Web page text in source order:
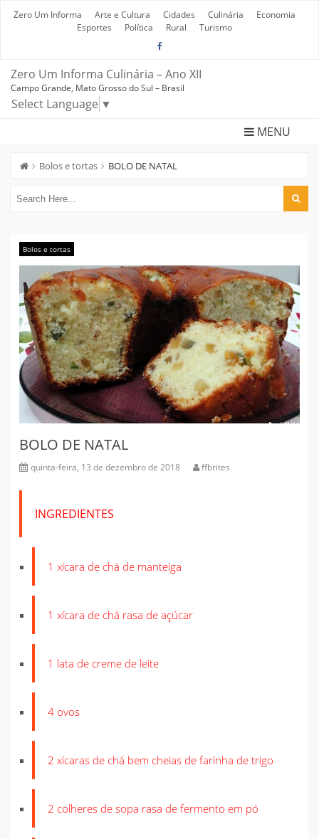
Zero Um Informa Arte e Cultura Cidades Culinária
Economia
Esportes
Política Rural Turismo
Zero Um Informa Culinária – Ano XII
Campo Grande, Mato Grosso do Sul – Brasil
Select Language ▼
MENU
Bolos e tortas BOLO DE NATAL
Bolos e tortas
BOLO DE NATAL
quinta-feira, 13 de dezembro de 2018 ffbrites
INGREDIENTES
1 xícara de chá de manteiga
1 xícara de chá rasa de açúcar
1 lata de creme de leite
4 ovos
2 xícaras de chá bem cheias de farinha de trigo
2 colheres de sopa rasa de fermento em pó